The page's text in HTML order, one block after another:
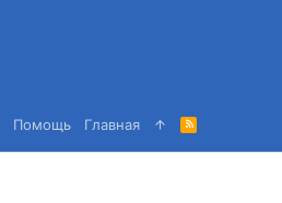
Помощь Главная
R
S
S